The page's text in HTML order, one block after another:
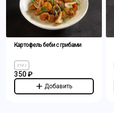
Картофель беби с грибами
210 г
350 ₽
Добавить